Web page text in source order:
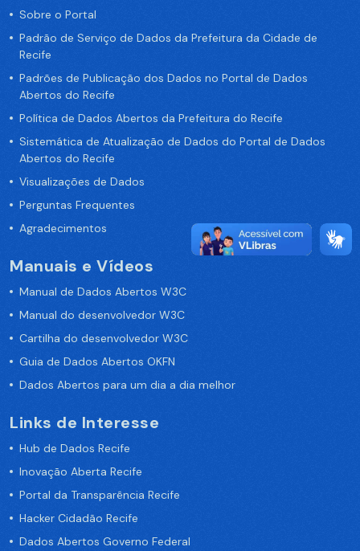
Sobre o Portal
Padrão de Serviço de Dados da Prefeitura da Cidade de
Recife
Padrões de Publicação dos Dados no Portal de Dados
Abertos do Recife
Política de Dados Abertos da Prefeitura do Recife
Sistemática de Atualização de Dados do Portal de Dados
Abertos do Recife
Visualizações de Dados
Perguntas Frequentes
Agradecimentos
Manuais e Vídeos
Manual de Dados Abertos W3C
Manual do desenvolvedor W3C
Cartilha do desenvolvedor W3C
Guia de Dados Abertos OKFN
Dados Abertos para um dia a dia melhor
Links de Interesse
Hub de Dados Recife
Inovação Aberta Recife
Portal da Transparência Recife
Hacker Cidadão Recife
Dados Abertos Governo Federal